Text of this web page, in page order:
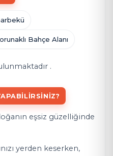
Bahçe Alanı
.
eşsiz güzelliğinde
yerden keserken,